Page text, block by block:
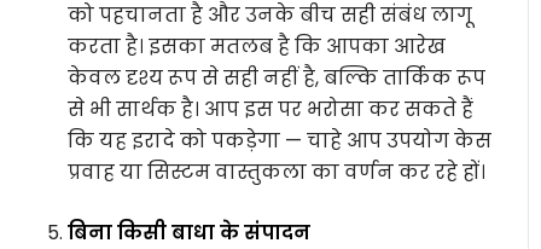
को पहचानता है और उनके बीच सही संबंध लागू
करता है। इसका मतलब है कि आपका आरेख
केवल दृश्य रूप से सही नहीं है, बल्कि तार्किक रूप
से भी सार्थक है। आप इस पर भरोसा कर सकते हैं
कि यह इरादे को पकड़ेगा — चाहे आप उपयोग केस
प्रवाह या सिस्टम वास्तुकला का वर्णन कर रहे हों।
बिना किसी बाधा के संपादन